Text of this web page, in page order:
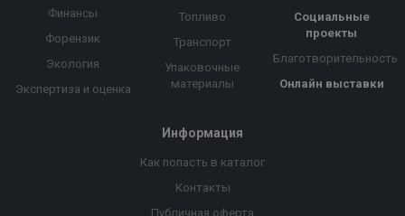
Финансы
Форензик
Экология
Экспертиза и оценка
Топливо
Транспорт
Упаковочные
материалы
Социальные
проекты
Благотворительность
Онлайн выставки
Информация
Как попасть в каталог
Контакты
Публичная оферта